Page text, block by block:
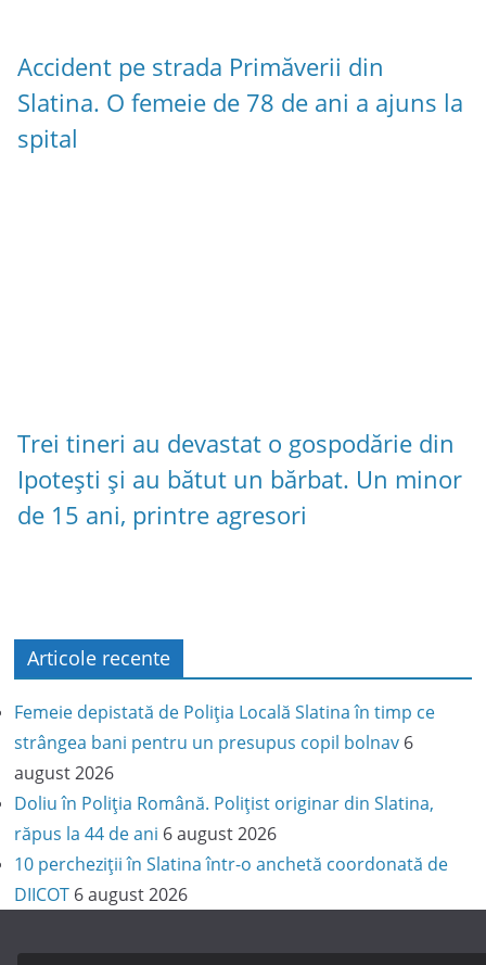
Accident pe strada Primăverii din
Slatina. O femeie de 78 de ani a ajuns la
spital
Trei tineri au devastat o gospodărie din
Ipotești și au bătut un bărbat. Un minor
de 15 ani, printre agresori
Articole recente
Femeie depistată de Poliția Locală Slatina în timp ce
strângea bani pentru un presupus copil bolnav 6
august 2026
Doliu în Poliția Română. Polițist originar din Slatina,
răpus la 44 de ani 6 august 2026
10 percheziții în Slatina într-o anchetă coordonată de
DIICOT 6 august 2026